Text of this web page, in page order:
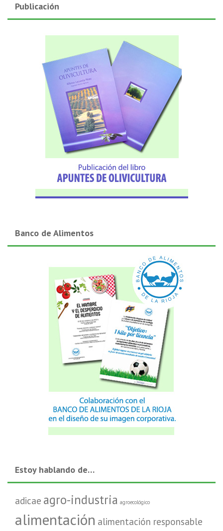
Publicación
Banco de Alimentos
Estoy hablando de…
adicae agro-industria agroecológico
alimentación alimentación responsable